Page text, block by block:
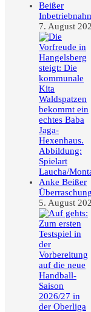
7. August
5. August